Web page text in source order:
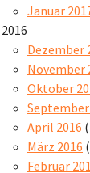
Januar
2016
Dezember
November
Oktober
September
April 2016
März 2016
Februar